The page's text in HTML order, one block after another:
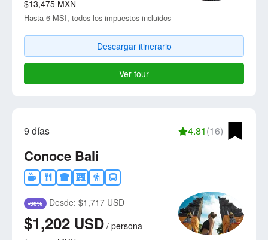
$13,475 MXN
Hasta 6 MSI, todos los impuestos incluidos
Descargar itinerario
Ver tour
9 días 4.81(16)
Conoce Bali
-30% Desde: $1,717 USD
$1,202 USD / persona